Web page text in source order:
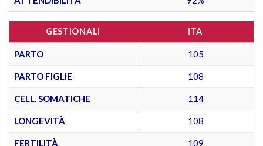
GESTIONALI ITA
PARTO 105
PARTO FIGLIE 108
CELL. SOMATICHE 114
LONGEVITÀ 108
FERTILITÀ 109